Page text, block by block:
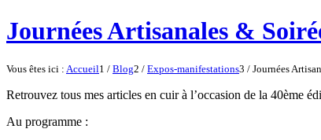
Journées Artisanales &
Vous êtes ici : Accueil1 / Blog2 / Expos-manifestations3 / Journées
Retrouvez tous mes articles en cuir à l’occasion de la 40ème
Au programme :